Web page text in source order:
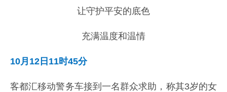
让守护平安的底色
充满温度和温情
10月12日11时45分
客都汇移动警务车接到一名群众求助，称其3岁的女